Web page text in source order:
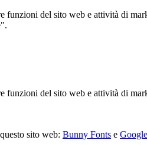
del sito web e attività di
del sito web e attività di
sito web: Bunny Fonts e